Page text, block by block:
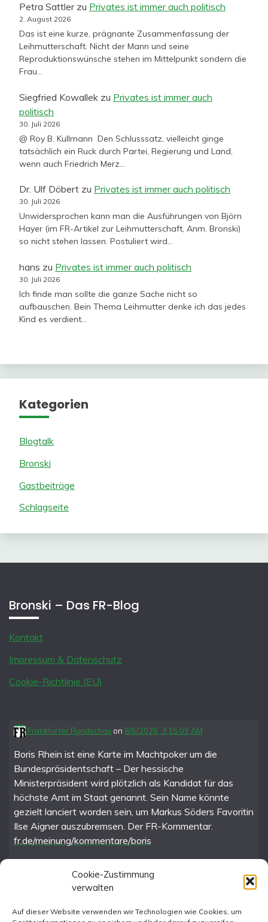
Cookie-Zustimmung
verwalten
Auf dieser Website verwenden wir Technologien wie Cookies, um
Petra Sattlerzu Privates ist immer auch politisch
2. August 2026
Das ist eine kurze, prägnante Zusammenfassung der
Leihmutterschaft. Nicht der Mann und seine
Reproduktionswünsche stehen im Mittelpunkt sondern die
Frau…
Siegfried Kowallek zu Privates ist immer auch
politisch
30. Juli 2026
@ Roy B. Kullmann Den Schlusssatz, vielleicht ginge
tatsächlich ein Ruck durch Partei, Regierung und Land,
wenn auch Friedrich Merz…
Dr. Ulf Döbert zu Privates ist immer auch politisch
30. Juli 2026
Unwidersprochen kann man die Ausführungen von Björn
Hayer (im FR-Artikel zur Leihmutterschaft, Anm. Bronski)
so nicht stehen lassen. Postuliert wird…
hans zu Privates ist immer auch politisch
30. Juli 2026
Ich finde man sollte die ganze Sache nicht so
aufbauschen. Bein Thema Leihmutter denke ich das jedes
Kind es verdient…
Kategorien
Blogtalk
Bronski
Gastbeiträge
Schlagseite
Bronski – Das FR-Blog
Kontakt
Impressum & Datenschutz
Cookie-Richtlinie (EU)
Frankfurter Rundschau on 8/6/2026, 3:15:09 AM
Boris Rhein ist eine Karte im Machtpoker um die
Bundespräsidentschaft – Der hessische
Ministerpräsident wird plötzlich als Kandidat für das
höchste Amt im Staat genannt. Sein Name könnte
gezielt lanciert worden sein, um Markus Söders Favoritin
Ilse Aigner auszubremsen. Der FR-Kommentar.
fr.de/meinung/kommentare/boris